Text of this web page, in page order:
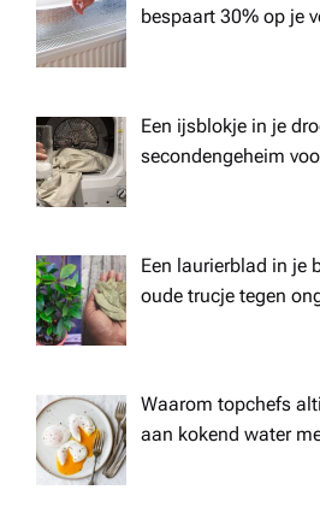
bespaart 30% op je
Een ijsblokje in je
secondengeheim
Een laurierblad in je
oude trucje tegen
Waarom topchefs
aan kokend water